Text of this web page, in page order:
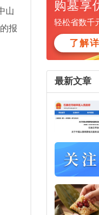
山
报
购墓享
轻松省数千
了解
最新文章